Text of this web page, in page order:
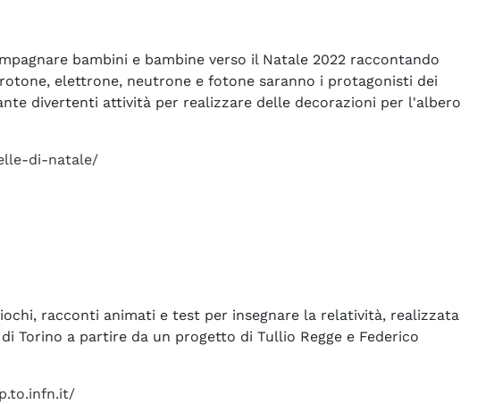
bambini e bambine verso il Natale 2022 raccontando
elettrone, neutrone e fotone saranno i protagonisti dei
divertenti attività per realizzare delle decorazioni per l'albero
di-natale/
racconti animati e test per insegnare la relatività, realizzata
Torino a partire da un progetto di Tullio Regge e Federico